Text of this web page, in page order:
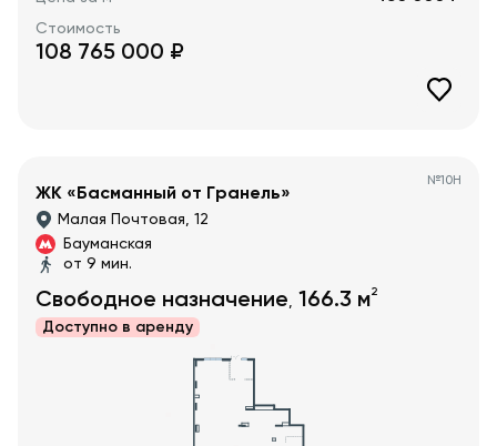
Стоимость
108 765 000 ₽
№10Н
ЖК «Басманный от Гранель»
Малая Почтовая, 12
Бауманская
от 9 мин.
Свободное назначение 166.3 м2
Доступно в аренду